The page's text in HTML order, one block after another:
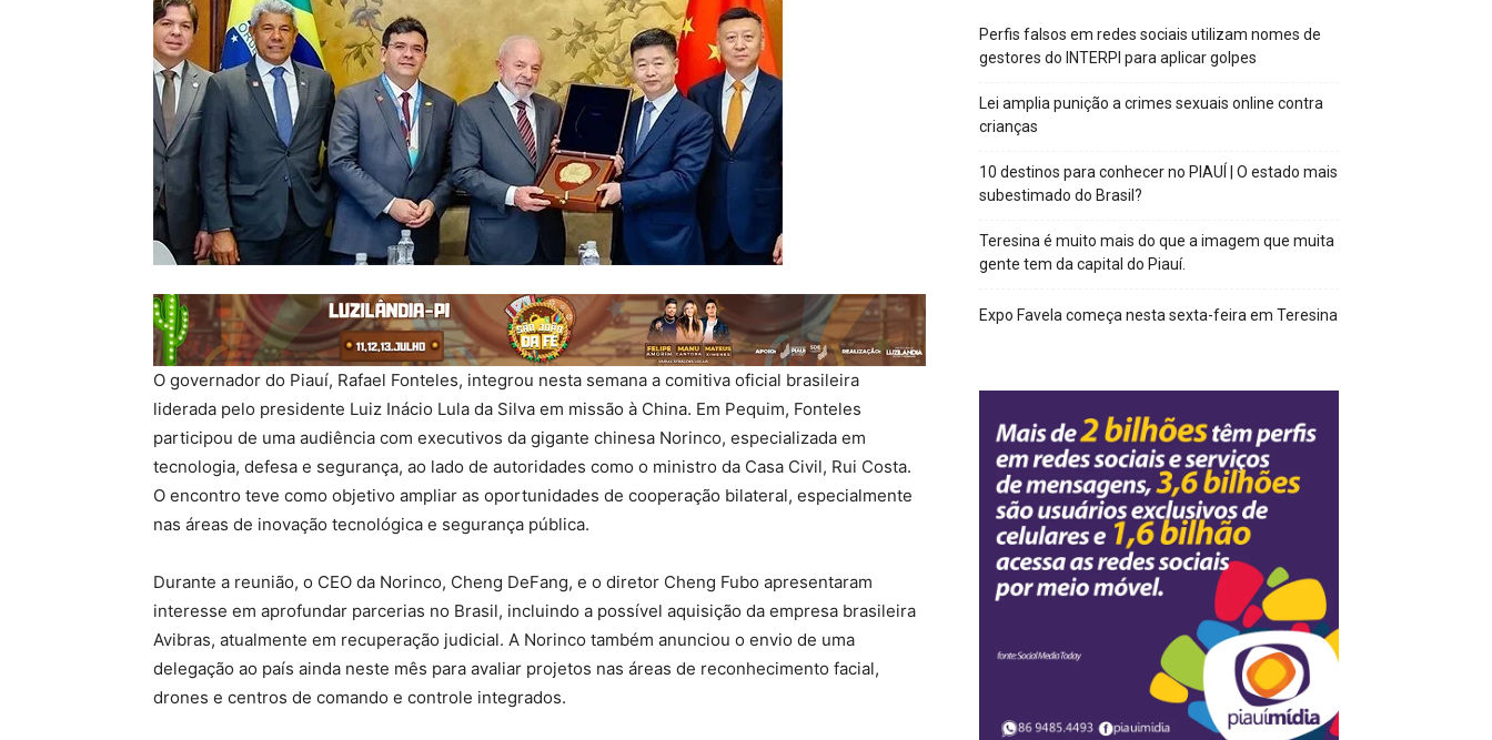
O governador do Piauí, Rafael Fonteles, integrou nesta semana a comitiva oficial brasileira
liderada pelo presidente Luiz Inácio Lula da Silva em missão à China. Em Pequim, Fonteles
participou de uma audiência com executivos da gigante chinesa Norinco, especializada em
tecnologia, defesa e segurança, ao lado de autoridades como o ministro da Casa Civil, Rui Costa.
O encontro teve como objetivo ampliar as oportunidades de cooperação bilateral, especialmente
nas áreas de inovação tecnológica e segurança pública.
Durante a reunião, o CEO da Norinco, Cheng DeFang, e o diretor Cheng Fubo apresentaram
interesse em aprofundar parcerias no Brasil, incluindo a possível aquisição da empresa brasileira
Avibras, atualmente em recuperação judicial. A Norinco também anunciou o envio de uma
delegação ao país ainda neste mês para avaliar projetos nas áreas de reconhecimento facial,
drones e centros de comando e controle integrados.
Perfis falsos em redes sociais utilizam nomes de
gestores do INTERPI para aplicar golpes
Lei amplia punição a crimes sexuais online contra
crianças
10 destinos para conhecer no PIAUÍ | O estado mais
subestimado do Brasil?
Teresina é muito mais do que a imagem que muita
gente tem da capital do Piauí.
Expo Favela começa nesta sexta-feira em Teresina